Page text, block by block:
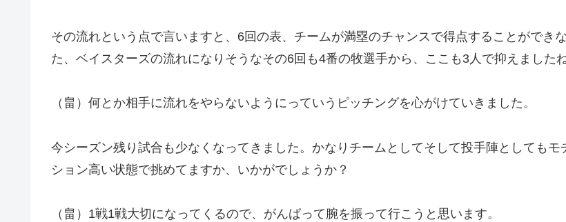
その流れという点で言いますと、6回の表、チームが満塁のチャンスで得点することができ
た、ベイスターズの流れになりそうなその6回も4番の牧選手から、ここも3人で抑えましたね
（畠）何とか相手に流れをやらないようにっていうピッチングを心がけていきました。
今シーズン残り試合も少なくなってきました。かなりチームとしてそして投手陣としてもモ
ション高い状態で挑めてますか、いかがでしょうか？
（畠）1戦1戦大切になってくるので、がんばって腕を振って行こうと思います。